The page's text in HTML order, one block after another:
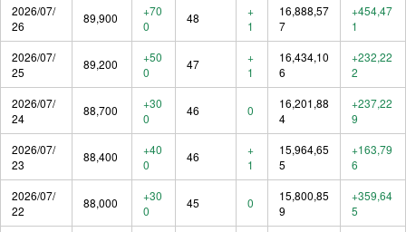
2026/07/
26
89,900
+70
0
48
+
1
16,888,57
7
+454,47
1
2026/07/
25
89,200
+50
0
47
+
1
16,434,10
6
+232,22
2
2026/07/
24
88,700
+30
0
46 0
16,201,88
4
+237,22
9
2026/07/
23
88,400
+40
0
46
+
1
15,964,65
5
+163,79
6
2026/07/
22
88,000
+30
0
45 0
15,800,85
9
+359,64
5